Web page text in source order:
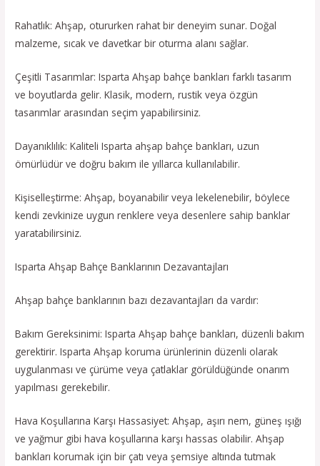
Rahatlık: Ahşap, otururken rahat bir deneyim sunar. Doğal
malzeme, sıcak ve davetkar bir oturma alanı sağlar.
Çeşitli Tasarımlar: Isparta Ahşap bahçe bankları farklı tasarım
ve boyutlarda gelir. Klasik, modern, rustik veya özgün
tasarımlar arasından seçim yapabilirsiniz.
Dayanıklılık: Kaliteli Isparta ahşap bahçe bankları, uzun
ömürlüdür ve doğru bakım ile yıllarca kullanılabilir.
Kişiselleştirme: Ahşap, boyanabilir veya lekelenebilir, böylece
kendi zevkinize uygun renklere veya desenlere sahip banklar
yaratabilirsiniz.
Isparta Ahşap Bahçe Banklarının Dezavantajları
Ahşap bahçe banklarının bazı dezavantajları da vardır:
Bakım Gereksinimi: Isparta Ahşap bahçe bankları, düzenli bakım
gerektirir. Isparta Ahşap koruma ürünlerinin düzenli olarak
uygulanması ve çürüme veya çatlaklar görüldüğünde onarım
yapılması gerekebilir.
Hava Koşullarına Karşı Hassasiyet: Ahşap, aşırı nem, güneş ışığı
ve yağmur gibi hava koşullarına karşı hassas olabilir. Ahşap
bankları korumak için bir çatı veya şemsiye altında tutmak